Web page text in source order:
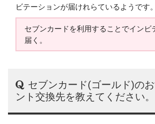
ビテーションが届けれらているようです。
セブンカードを利用することでインビ
届く。
セブンカード(ゴールド)の
ント交換先を教えてください。